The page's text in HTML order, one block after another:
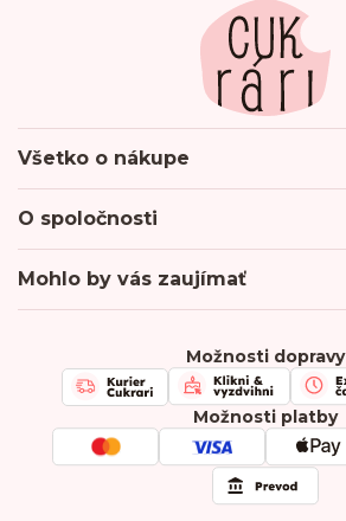
Všetko o nákupe
Obchodné podmienky
Doprava a platba
O spoločnosti
Hodnotenie obchodu
Mohlo by vás zaujímať
Chránená dielňa
Možnosti dopravy
Možnosti platby